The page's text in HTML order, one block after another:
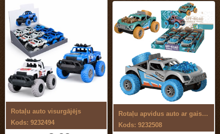
Rotaļu auto visurgājējs
Kods: 9232494
Rotaļu apvidus auto ar gaismu un skaņu
Kods: 9232508